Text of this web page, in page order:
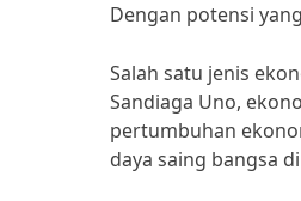
Dengan potensi
Salah satu jenis
Sandiaga Uno,
pertumbuhan
daya saing bangsa